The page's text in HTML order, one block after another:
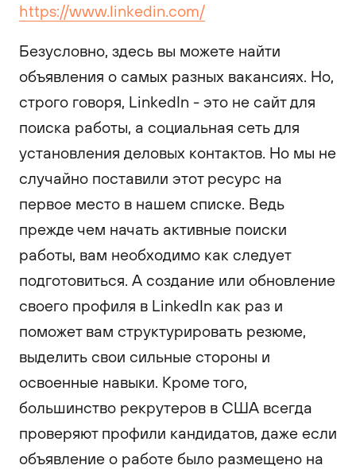
https://www.linkedin.com/
Безусловно, здесь вы можете найти
объявления о самых разных вакансиях. Но,
строго говоря, LinkedIn - это не сайт для
поиска работы, а социальная сеть для
установления деловых контактов. Но мы не
случайно поставили этот ресурс на
первое место в нашем списке. Ведь
прежде чем начать активные поиски
работы, вам необходимо как следует
подготовиться. А создание или обновление
своего профиля в LinkedIn как раз и
поможет вам структурировать резюме,
выделить свои сильные стороны и
освоенные навыки. Кроме того,
большинство рекрутеров в США всегда
проверяют профили кандидатов, даже если
объявление о работе было размещено на